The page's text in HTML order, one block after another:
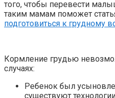
того, чтобы перевести
таким мамам поможет
подготовиться к грудному
Кормление грудью
случаях:
Ребенок был
существуют